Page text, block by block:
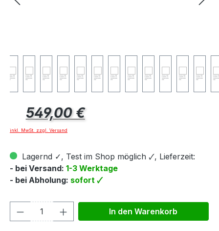
Regulärer Preis:
549,00 €
inkl. MwSt. zzgl. Versand
Lagernd ✓, Test im Shop möglich 🗸, Lieferzeit:
- bei Versand: 1-3 Werktage
- bei Abholung: sofort 🗸
Produkt Anzahl: Gib denIn den Warenkorb